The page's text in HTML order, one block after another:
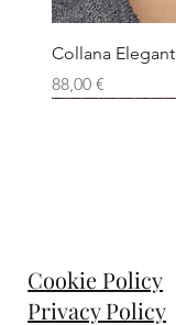
Collana Elegant
Prezzo
88,00 €
Cookie Policy
Privacy Policy